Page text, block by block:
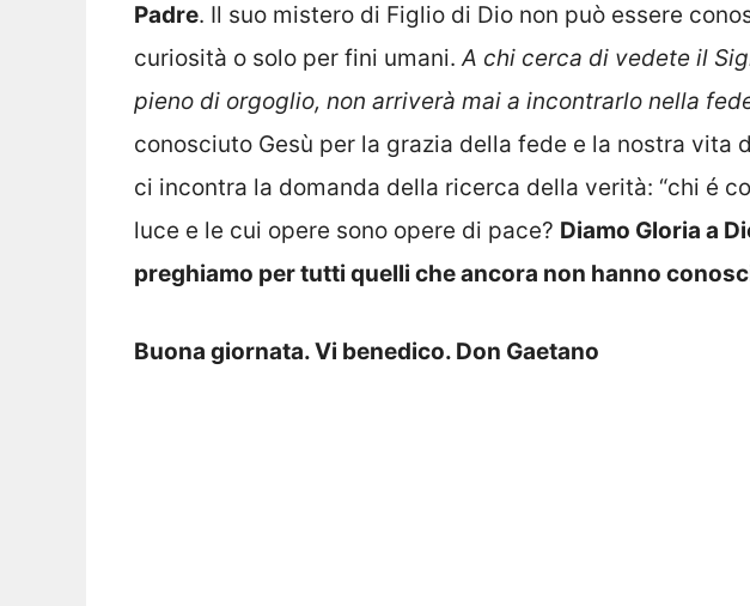
Padre. Il suo mistero di Figlio di Dio non può essere
curiosità o solo per fini umani.A chi cerca di vedete il
pieno di orgoglio, non arriverà mai a incontrarlo nella
conosciuto Gesù per la grazia della fede e la nostra vita
ci incontra la domanda della ricerca della verità: “chi é
luce e le cui opere sono opere di pace? Diamo Gloria a
preghiamo per tutti quelli che ancora non hanno
Buona giornata. Vi benedico. Don Gaetano